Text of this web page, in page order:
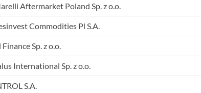
Aftermarket Poland Sp. z o.o.
Commodities Pl S.A.
Finance Sp. z o.o.
International Sp. z o.o.
S.A.